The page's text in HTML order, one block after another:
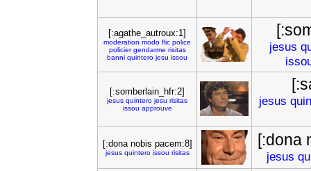
[:agathe_autroux:1]
moderation modo flic police
policier gendarme risitas
banni quintero jesu issou
jesus
[:somberlain_hfr:2]
jesus quintero jesu risitas
issou approuve
jesus
[:dona nobis pacem:8]
jesus quintero issou risitas
[:dona
jesus